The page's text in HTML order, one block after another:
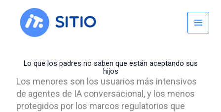
content
Lo que los padres no saben que están aceptando sus
hijos
Los menores son los usuarios más intensivos
de agentes de IA conversacional, y los menos
protegidos por los marcos regulatorios que